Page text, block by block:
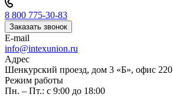
8 800 775-30-83
Заказать звонок
E-mail
info@intexunion.ru
Адрес
Шенкурский проезд, дом 3 «Б», офис 220
Режим работы
Пн. – Пт.: с 9:00 до 18:00